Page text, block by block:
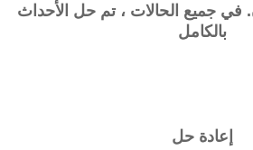
. في جميع الحالات ، تم حل الأحداث
بالكامل
إعادة حل